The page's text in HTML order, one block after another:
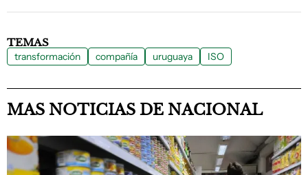
TEMAS
transformación compañía uruguaya ISO
MAS NOTICIAS DE NACIONAL